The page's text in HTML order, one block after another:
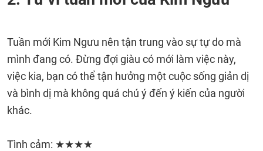
Tuần mới Kim Ngưu nên tận trung vào sự tự do mà
mình đang có. Đừng đợi giàu có mới làm việc này,
việc kia, bạn có thể tận hưởng một cuộc sống giản dị
và bình dị mà không quá chú ý đến ý kiến ​​của người
khác.
Tình cảm: ★★★★